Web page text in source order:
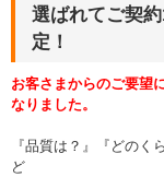
選ばれてご契
定！
お客さまからのご要望
なりました。
『品質は？』『どの
ど